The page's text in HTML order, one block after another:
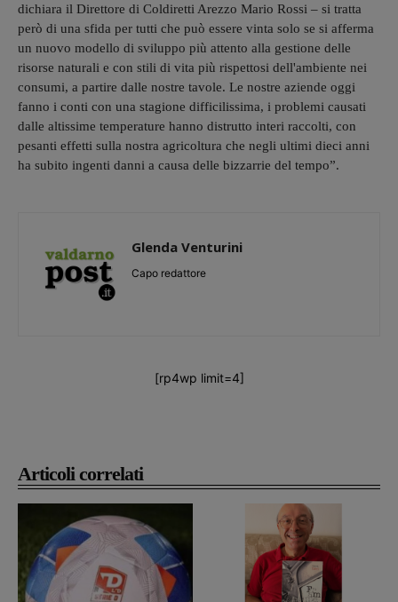
Articoli correlati
dichiara il Direttore di Coldiretti Arezzo Mario Rossi – si tratta
però di una sfida per tutti che può essere vinta solo se si afferma
un nuovo modello di sviluppo più attento alla gestione delle
risorse naturali e con stili di vita più rispettosi dell'ambiente nei
consumi, a partire dalle nostre tavole. Le nostre aziende oggi
fanno i conti con una stagione difficilissima, i problemi causati
dalle altissime temperature hanno distrutto interi raccolti, con
pesanti effetti sulla nostra agricoltura che negli ultimi dieci anni
ha subito ingenti danni a causa delle bizzarrie del tempo”.
Glenda Venturini
Capo redattore
[rp4wp limit=4]